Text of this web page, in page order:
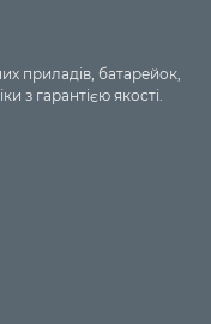
приладів, батарейок,
з гарантією якості.